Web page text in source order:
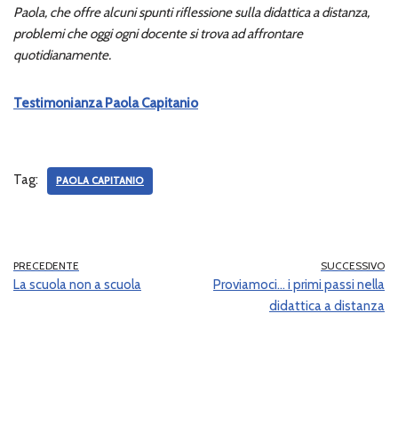
Paola, che offre alcuni spunti riflessione sulla didattica a distanza,
problemi che oggi ogni docente si trova ad affrontare
quotidianamente.
Testimonianza Paola Capitanio
Tag: PAOLA CAPITANIO
PRECEDENTE
La scuola non a scuola
SUCCESSIVO
Proviamoci… i primi passi nella
didattica a distanza